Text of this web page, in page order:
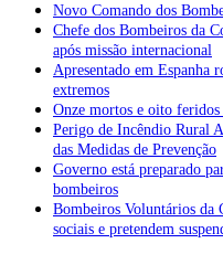
Novo Comando dos
Chefe dos Bombeiros da
após missão internacional
Apresentado em Espanha
extremos
Onze mortos e oito
Perigo de Incêndio Rural
das Medidas de Prevenção
Governo está preparado
bombeiros
Bombeiros Voluntários da
sociais e pretendem